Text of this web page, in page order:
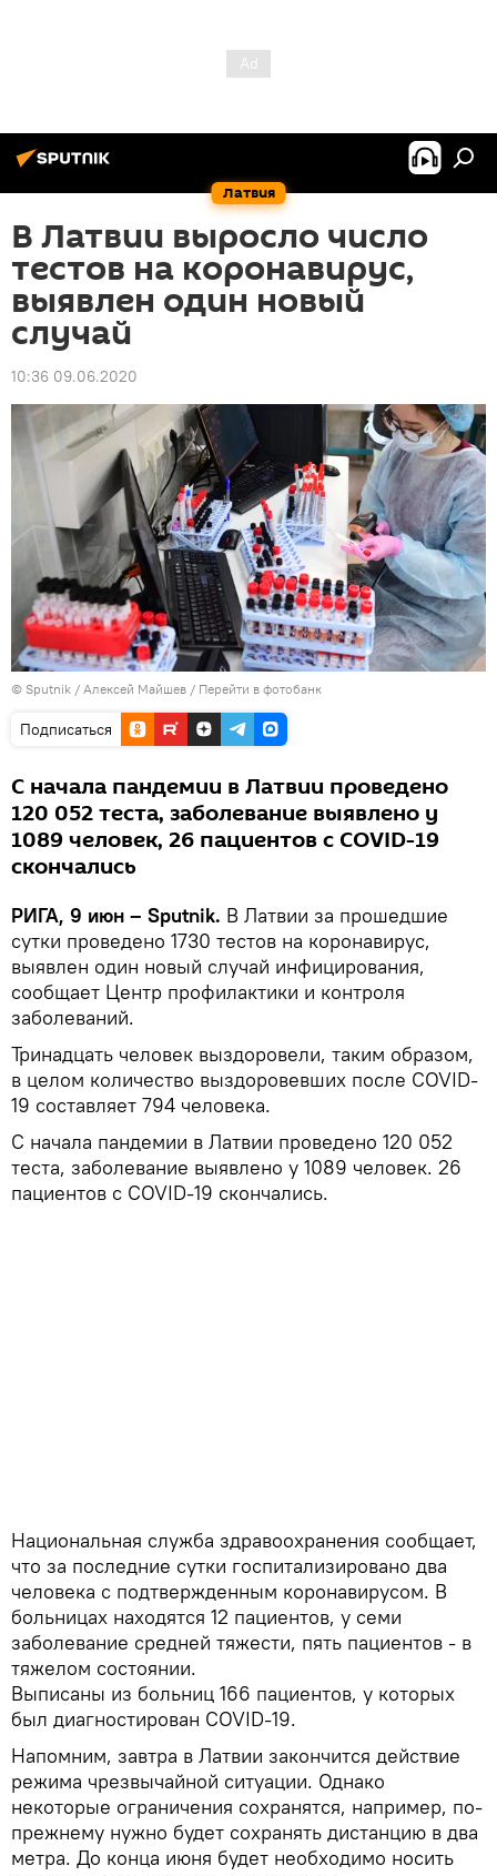
Латвия
В Латвии выросло число
тестов на коронавирус,
выявлен один новый
случай
10:36 09.06.2020
© Sputnik / Алексей Майшев / Перейти в фотобанк
Подписаться
С начала пандемии в Латвии проведено
120 052 теста, заболевание выявлено у
1089 человек, 26 пациентов с COVID-19
скончались
РИГА, 9 июн – Sputnik. В Латвии за прошедшие
сутки проведено 1730 тестов на коронавирус,
выявлен один новый случай инфицирования,
сообщает Центр профилактики и контроля
заболеваний.
Тринадцать человек выздоровели, таким образом,
в целом количество выздоровевших после COVID-
19 составляет 794 человека.
С начала пандемии в Латвии проведено 120 052
теста, заболевание выявлено у 1089 человек. 26
пациентов с COVID-19 скончались.
Национальная служба здравоохранения сообщает,
что за последние сутки госпитализировано два
человека с подтвержденным коронавирусом. В
больницах находятся 12 пациентов, у семи
заболевание средней тяжести, пять пациентов - в
тяжелом состоянии.
Выписаны из больниц 166 пациентов, у которых
был диагностирован COVID-19.
Напомним, завтра в Латвии закончится действие
режима чрезвычайной ситуации. Однако
некоторые ограничения сохранятся, например, по-
прежнему нужно будет сохранять дистанцию в два
метра. До конца июня будет необходимо носить